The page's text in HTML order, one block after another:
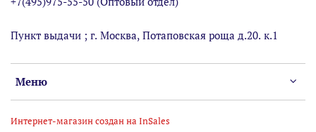
Меню
Пункт выдачи ; г. Москва, Потаповская роща д.20. к.1
Интернет-магазин создан на InSales